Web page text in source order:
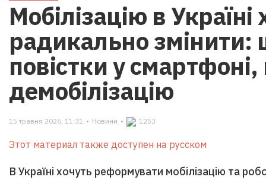
Мобілізацію в Україні
радикально змінити:
повістки у смартфоні,
демобілізацію
15 травня 2026, 11:31 • Новини • 1253
Этот материал также доступен на русском
В Україні хочуть реформувати мобілізацію та